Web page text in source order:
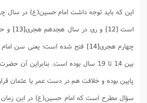
این که باید توجه داشت امام حسین(ع) در سال
است
و ری در سال هجدهم هجری[13]
و
چهارم هجری[14]
فتح شده است؛ یعنی سن امام
بین 14 تا 19 سال بوده است. بنابراین آن
پایین بوده و خلافت هم در دست عمر یا عثمان
سؤال مطرح است که امام حسین(ع) در این زمان